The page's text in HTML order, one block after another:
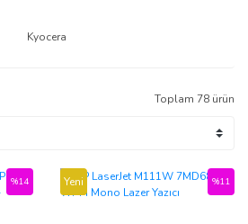
Kyocera
Toplam 78 ürün
%14 Yeni %11